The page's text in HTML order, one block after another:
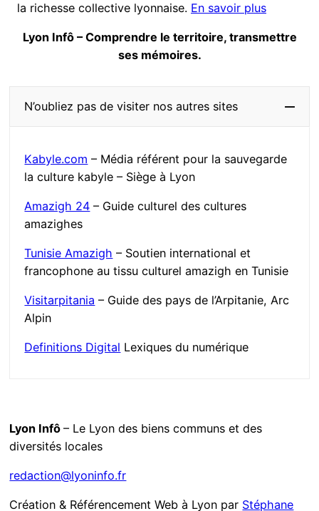
la richesse collective lyonnaise. En savoir plus
Lyon Infô – Comprendre le territoire, transmettre
ses mémoires.
N’oubliez pas de visiter nos autres sites
Kabyle.com – Média référent pour la sauvegarde
la culture kabyle – Siège à Lyon
Amazigh 24 – Guide culturel des cultures
amazighes
Tunisie Amazigh – Soutien international et
francophone au tissu culturel amazigh en Tunisie
Visitarpitania – Guide des pays de l’Arpitanie, Arc
Alpin
Definitions Digital Lexiques du numérique
Lyon Infô– Le Lyon des biens communs et des
diversités locales
redaction@lyoninfo.fr
Création & Référencement Web à Lyon par Stéphane